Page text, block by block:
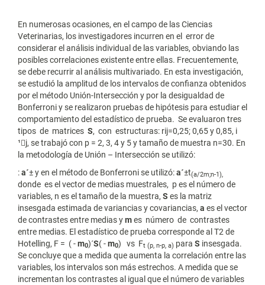
En numerosas ocasiones, en el campo de las Ciencias
Veterinarias, los investigadores incurren en el error de
considerar el análisis individual de las variables, obviando las
posibles correlaciones existente entre ellas. Frecuentemente,
se debe recurrir al análisis multivariado. En esta investigación,
se estudió la amplitud de los intervalos de confianza obtenidos
por el método Unión-Intersección y por la desigualdad de
Bonferroni y se realizaron pruebas de hipótesis para estudiar el
comportamiento del estadístico de prueba. Se evaluaron tres
tipos de matrices S, con estructuras: rij=0,25; 0,65 y 0,85, i
¹j, se trabajó con p = 2, 3, 4 y 5 y tamaño de muestra n=30. En
la metodología de Unión – Intersección se utilizó:
:a´± y en el método de Bonferroni se utilizó:a´±t(a/2m;n-1),
donde es el vector de medias muestrales, p es el número de
variables, n es el tamaño de la muestra, S es la matriz
insesgada estimada de variancias y covariancias, a es el vector
de contrastes entre medias ymes número de contrastes
entre medias. El estadístico de prueba corresponde al T2 de
Hotelling, F = ( -m0)´S( -m0) vs Ft (p, n-p, a) para S insesgada.
Se concluye que a medida que aumenta la correlación entre las
variables, los intervalos son más estrechos. A medida que se
incrementan los contrastes al igual que el número de variables